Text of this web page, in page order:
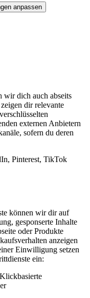
anpassen
dich auch abseits
dir relevante
externen Anbietern
sofern du deren
Pinterest, TikTok
können wir dir auf
gesponserte Inhalte
oder Produkte
anzeigen
Einwilligung setzen
ein: